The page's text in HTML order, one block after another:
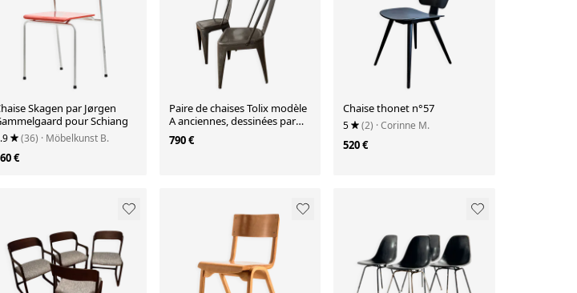
Skagen par Jørgen
pour Schiang
(36) · Möbelkunst B.
€
Paire de chaises Tolix modèle
A anciennes, dessinées par
Xavier Pauchard.
790 €
Chaise thonet n°57
5 (2) · Corinne M.
520 €